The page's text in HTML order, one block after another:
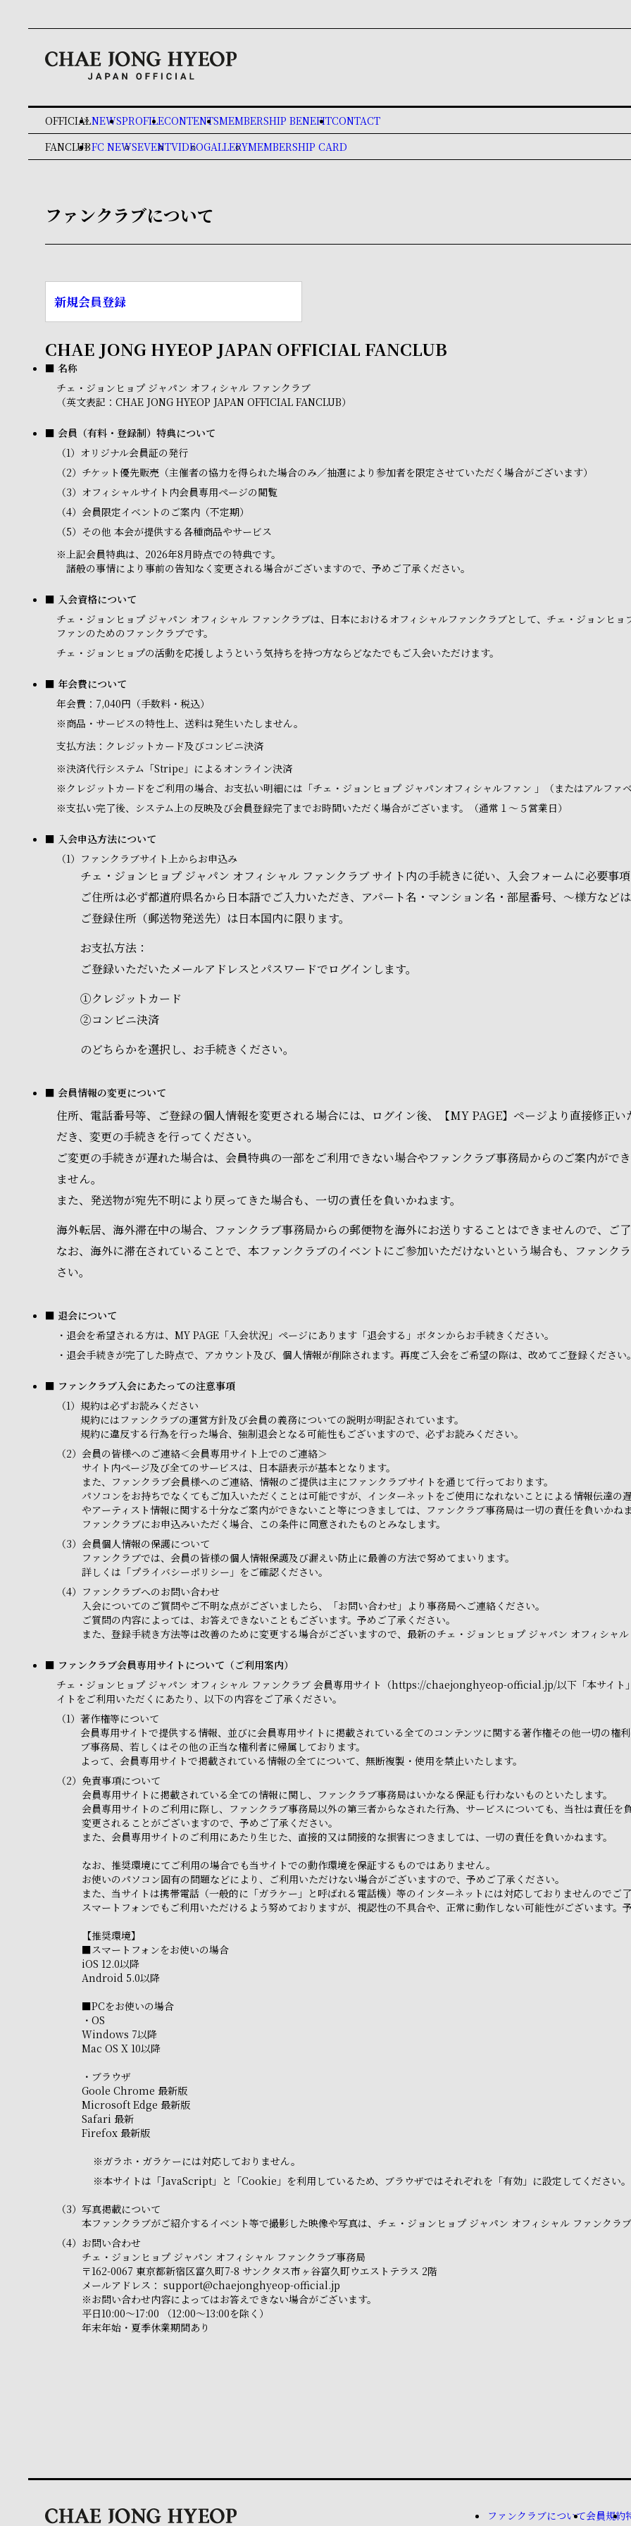
OFFICIAL
keyboard_double_arrow_rightNEWSPROFILECONTENTSMEMBERSHIP BENEFITCONTACT
FANCLUB
keyboard_double_arrow_rightFC NEWSEVENTVIDEOGALLERYMEMBERSHIP CARD
ファンクラブについて
新規会員登録
CHAE JONG HYEOP JAPAN OFFICIAL FANCLUB
■ 名称
チェ・ジョンヒョプ ジャパン オフィシャル ファンクラブ
（英文表記：CHAE JONG HYEOP JAPAN OFFICIAL FANCLUB）
■ 会員（有料・登録制）特典について
（1） オリジナル会員証の発行
（2） チケット優先販売（主催者の協力を得られた場合のみ／抽選により参加者を限定させていただく場合がございます）
（3） オフィシャルサイト内会員専用ページの閲覧
（4） 会員限定イベントのご案内（不定期）
（5） その他 本会が提供する各種商品やサービス
※上記会員特典は、2026年8月時点での特典です。
諸般の事情により事前の告知なく変更される場合がございますので、予めご了承ください。
■ 入会資格について
チェ・ジョンヒョプ ジャパン オフィシャル ファンクラブは、日本におけるオフィシャルファンクラブとして、チェ・ジョンヒ
ファンのためのファンクラブです。
チェ・ジョンヒョプの活動を応援しようという気持ちを持つ方ならどなたでもご入会いただけます。
■ 年会費について
年会費：7,040円（手数料・税込）
※商品・サービスの特性上、送料は発生いたしません。
支払方法：クレジットカード及びコンビニ決済
※決済代行システム「Stripe」によるオンライン決済
※ クレジットカードをご利用の場合、お支払い明細には「チェ・ジョンヒョプ ジャパンオフィシャルファン 」（またはアルファ
※支払い完了後、システム上の反映及び会員登録完了までお時間いただく場合がございます。（通常１～５営業日）
■ 入会申込方法について
（1） ファンクラブサイト上からお申込み
チェ・ジョンヒョプ ジャパン オフィシャル ファンクラブ サイト内の手続きに従い、入会フォームに必要事項
ご住所は必ず都道府県名から日本語でご入力いただき、アパート名・マンション名・部屋番号、～様方など
ご登録住所（郵送物発送先）は日本国内に限ります。
お支払方法：
ご登録いただいたメールアドレスとパスワードでログインします。
①クレジットカード
②コンビニ決済
のどちらかを選択し、お手続きください。
■ 会員情報の変更について
住所、電話番号等、ご登録の個人情報を変更される場合には、ログイン後、【MY PAGE】ページより直接修正
だき、変更の手続きを行ってください。
ご変更の手続きが遅れた場合は、会員特典の一部をご利用できない場合やファンクラブ事務局からのご案内がで
ません。
また、発送物が宛先不明により戻ってきた場合も、一切の責任を負いかねます。
海外転居、海外滞在中の場合、ファンクラブ事務局からの郵便物を海外にお送りすることはできませんので、ご了
なお、海外に滞在されていることで、本ファンクラブのイベントにご参加いただけないという場合も、ファンク
さい。
■ 退会について
・ 退会を希望される方は、MY PAGE「入会状況」ページにあります「退会する」ボタンからお手続きください。
・ 退会手続きが完了した時点で、アカウント及び、個人情報が削除されます。再度ご入会をご希望の際は、改めてご登録ください。
■ ファンクラブ入会にあたっての注意事項
（1） 規約は必ずお読みください
規約にはファンクラブの運営方針及び会員の義務についての説明が明記されています。
規約に違反する行為を行った場合、強制退会となる可能性もございますので、必ずお読みください。
（2） 会員の皆様へのご連絡＜会員専用サイト上でのご連絡＞
サイト内ページ及び全てのサービスは、日本語表示が基本となります。
また、ファンクラブ会員様へのご連絡、情報のご提供は主にファンクラブサイトを通じて行っております。
パソコンをお持ちでなくてもご加入いただくことは可能ですが、インターネットをご使用になれないことによる情報伝達
やアーティスト情報に関する十分なご案内ができないこと等につきましては、ファンクラブ事務局は一切の責任を負いかねま
ファンクラブにお申込みいただく場合、この条件に同意されたものとみなします。
（3） 会員個人情報の保護について
ファンクラブでは、会員の皆様の個人情報保護及び漏えい防止に最善の方法で努めてまいります。
詳しくは「プライバシーポリシー」をご確認ください。
（4） ファンクラブへのお問い合わせ
入会についてのご質問やご不明な点がございましたら、「お問い合わせ」より事務局へご連絡ください。
ご質問の内容によっては、お答えできないこともございます。予めご了承ください。
また、登録手続き方法等は改善のために変更する場合がございますので、最新のチェ・ジョンヒョプ ジャパン オフィシャル
■ ファンクラブ会員専用サイトについて（ご利用案内）
チェ・ジョンヒョプ ジャパン オフィシャル ファンクラブ 会員専用サイト（https://chaejonghyeop-official.jp/以下「本サイト
イトをご利用いただくにあたり、以下の内容をご了承ください。
（1） 著作権等について
会員専用サイトで提供する情報、並びに会員専用サイトに掲載されている全てのコンテンツに関する著作権その他一切の権
ブ事務局、若しくはその他の正当な権利者に帰属しております。
よって、会員専用サイトで掲載されている情報の全てについて、無断複製・使用を禁止いたします。
（2） 免責事項について
会員専用サイトに掲載されている全ての情報に関し、ファンクラブ事務局はいかなる保証も行わないものといたします。
会員専用サイトのご利用に際し、ファンクラブ事務局以外の第三者からなされた行為、サービスについても、当社は責任
変更されることがございますので、予めご了承ください。
また、会員専用サイトのご利用にあたり生じた、直接的又は間接的な損害につきましては、一切の責任を負いかねます。
なお、推奨環境にてご利用の場合でも当サイトでの動作環境を保証するものではありません。
お使いのパソコン固有の問題などにより、ご利用いただけない場合がございますので、予めご了承ください。
また、当サイトは携帯電話（一般的に「ガラケー」と呼ばれる電話機）等のインターネットには対応しておりませんのでご了
スマートフォンでもご利用いただけるよう努めておりますが、視認性の不具合や、正常に動作しない可能性がございます。
【推奨環境】
■スマートフォンをお使いの場合
iOS 12.0以降
Android 5.0以降
■PCをお使いの場合
・OS
Windows 7以降
Mac OS X 10以降
・ブラウザ
Goole Chrome 最新版
Microsoft Edge 最新版
Safari 最新
Firefox 最新版
※ガラホ・ガラケーには対応しておりません。
※本サイトは「JavaScript」と「Cookie」を利用しているため、ブラウザではそれぞれを「有効」に設定してください。
（3） 写真掲載について
本ファンクラブがご紹介するイベント等で撮影した映像や写真は、チェ・ジョンヒョプ ジャパン オフィシャル ファンクラ
（4） お問い合わせ
チェ・ジョンヒョプ ジャパン オフィシャル ファンクラブ事務局
〒162-0067 東京都新宿区富久町7-8 サンクタス市ヶ谷富久町ウエストテラス 2階
メールアドレス： support@chaejonghyeop-official.jp
※お問い合わせ内容によってはお答えできない場合がございます。
平日10:00～17:00 （12:00～13:00を除く）
年末年始・夏季休業期間あり
ファンクラブについて会員規約